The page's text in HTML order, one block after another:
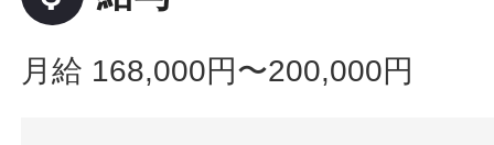
月給 168,000円〜200,000円